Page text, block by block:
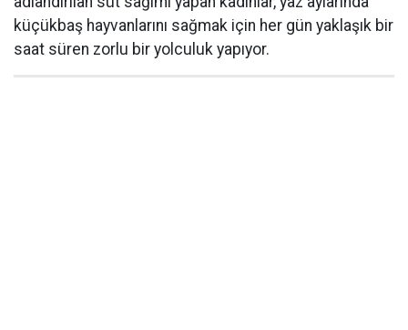
küçükbaş hayvanlarını sağmak için her gün yaklaşık bir
saat süren zorlu bir yolculuk yapıyor.